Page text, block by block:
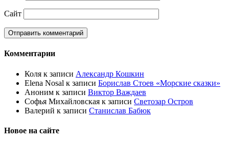
Сайт
Комментарии
Коля к записи Александр Кошкин
Elena Nosal к записи Борислав Стоев «Морские сказки»
Аноним к записи Виктор Важдаев
Софья Михайловская к записи Светозар Остров
Валерий к записи Станислав Бабюк
Новое на сайте